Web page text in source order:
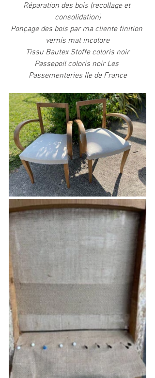
Réparation des bois (recollage et
consolidation)
Ponçage des bois par ma cliente finition
vernis mat incolore
Tissu Bautex Stoffe coloris noir
Passepoil coloris noir Les
Passementeries Ile de France